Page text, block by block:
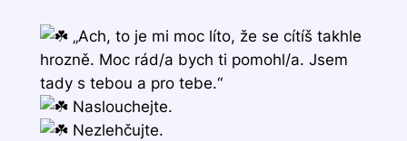
„Ach, to je mi moc líto, že se cítíš takhle
hrozně. Moc rád/a bych ti pomohl/a. Jsem
tady s tebou a pro tebe.“
Naslouchejte.
Nezlehčujte.